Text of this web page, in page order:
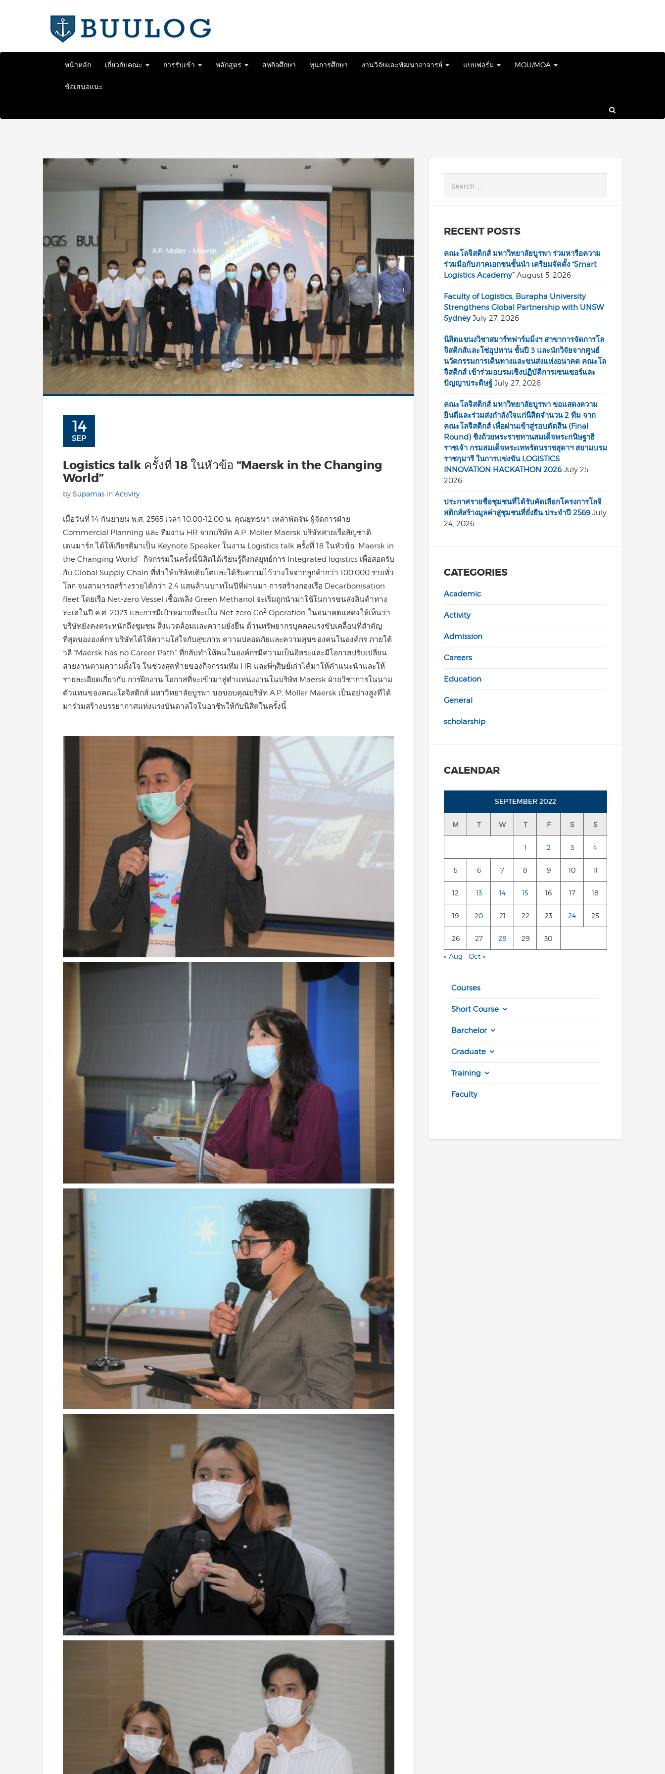
หน้าหลัก เกี่ยวกับคณะ การรับเข้า หลักสูตร สหกิจศึกษา ทุนการศึกษา งานวิจัยและพัฒนาอาจารย์ แบบฟอร์ม MOU/MOA
ข้อเสนอแนะ
14
SEP
Logistics talk ครั้งที่ 18 ในหัวข้อ “Maersk in the Changing
World”
by Supamas in Activity
เมื่อวันที่ 14 กันยายน พ.ศ. 2565 เวลา 10.00-12.00 น. คุณยุทธนา เหล่าพัดจัน ผู้จัดการฝ่าย
Commercial Planning และ ทีมงาน HR จากบริษัท A.P. Moller Maersk บริษัทสายเรือสัญชาติ
เดนมาร์ก ได้ให้เกียรติมาเป็น Keynote Speaker ในงาน Logistics talk ครั้งที่ 18 ในหัวข้อ “Maersk in
the Changing World” กิจกรรมในครั้งนี้นิสิตได้เรียนรู้ถึงกลยุทธ์การ Integrated logistics เพื่อสอดรับ
กับ Global Supply Chain ที่ทำให้บริษัทเติบโตและได้รับความไว้วางใจจากลูกค้ากว่า 100,000 รายทั่ว
โลก จนสามารถสร้างรายได้กว่า 2.4 แสนล้านบาทในปีที่ผ่านมา การสร้างกองเรือ Decarbonisation
fleet โดยเรือ Net-zero Vessel เชื้อเพลิง Green Methanol จะเริ่มถูกนำมาใช้ในการขนส่งสินค้าทาง
ทะเลในปี ค.ศ. 2023 และการมีเป้าหมายที่จะเป็น Net-zero Co2 Operation ในอนาคตแสดงให้เห็นว่า
บริษัทยังคงตระหนักถึงชุมชน สิ่งแวดล้อมและความยั่งยืน ด้านทรัพยากรบุคคลแรงขับเคลื่อนที่สำคัญ
ที่สุดขององค์กร บริษัทได้ให้ความใส่ใจกับสุขภาพ ความปลอดภัยและความสุขของคนในองค์กร ภายใต้
วลี “Maersk has no Career Path” ที่กลับทำให้คนในองค์กรมีความเป็นอิสระและมีโอกาสปรับเปลี่ยน
สายงานตามความตั้งใจ ในช่วงสุดท้ายของกิจกรรมทีม HR และพี่ๆศิษย์เก่าได้มาให้คำแนะนำและให้
รายละเอียดเกี่ยวกับ การฝึกงาน โอกาสที่จะเข้ามาสู่ตำแหน่งงานในบริษัท Maersk ฝ่ายวิชาการในนาม
ตัวแทนของคณะโลจิสติกส์ มหาวิทยาลัยบูรพา ขอขอบคุณบริษัท A.P. Moller Maersk เป็นอย่างสูงที่ได้
มาร่วมสร้างบรรยากาศแห่งแรงบันดาลใจในอาชีพให้กับนิสิตในครั้งนี้
RECENT POSTS
คณะโลจิสติกส์ มหาวิทยาลัยบูรพา ร่วมหารือความ
ร่วมมือกับภาคเอกชนชั้นนำ เตรียมจัดตั้ง “Smart
Logistics Academy” August 5, 2026
Faculty of Logistics, Burapha University
Strengthens Global Partnership with UNSW
Sydney July 27, 2026
นิสิตแขนงวิชาสมาร์ทฟาร์มมิ่งฯ สาขาการจัดการโล
จิสติกส์และโซ่อุปทาน ชั้นปี 3 และนักวิจัยจากศูนย์
นวัตกรรมการเดินทางและขนส่งแห่งอนาคต คณะโล
จิสติกส์ เข้าร่วมอบรมเชิงปฏิบัติการเซนเซอร์และ
ปัญญาประดิษฐ์ July 27, 2026
คณะโลจิสติกส์ มหาวิทยาลัยบูรพา ขอแสดงความ
ยินดีและร่วมส่งกำลังใจแก่นิสิตจำนวน 2 ทีม จาก
คณะโลจิสติกส์ เพื่อผ่านเข้าสู่รอบตัดสิน (Final
Round) ชิงถ้วยพระราชทานสมเด็จพระกนิษฐาธิ
ราชเจ้า กรมสมเด็จพระเทพรัตนราชสุดาฯ สยามบรม
ราชกุมารี ในการแข่งขัน LOGISTICS
INNOVATION HACKATHON 2026 July 25,
2026
ประกาศรายชื่อชุมชนที่ได้รับคัดเลือกโครงการโลจิ
สติกส์สร้างมูลค่าสู่ชุมชนที่ยั่งยืน ประจำปี 2569 July
24, 2026
CATEGORIES
Academic
Activity
Admission
Careers
Education
General
scholarship
CALENDAR
SEPTEMBER 2022
M T W T F S S
1 2 3 4
5 6 7 8 9 10 11
12 13 14 15 16 17 18
19 20 21 22 23 24 25
26 27 28 29 30
« Aug Oct »
Courses
Short Course
Barchelor
Graduate
Training
Faculty